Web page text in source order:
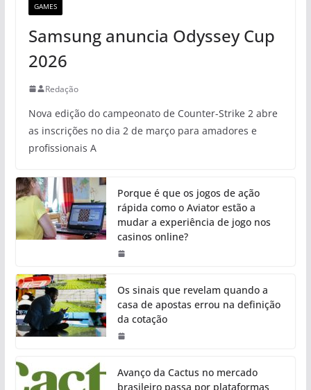
GAMES
Samsung anuncia Odyssey Cup
2026
Redação
Nova edição do campeonato de Counter-Strike 2 abre
as inscrições no dia 2 de março para amadores e
profissionais A
Porque é que os jogos de ação
rápida como o Aviator estão a
mudar a experiência de jogo nos
casinos online?
Os sinais que revelam quando a
casa de apostas errou na definição
da cotação
Avanço da Cactus no mercado
brasileiro passa por plataformas